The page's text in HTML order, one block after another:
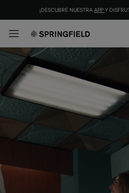
¡DESCUBRE NUESTRA APP Y